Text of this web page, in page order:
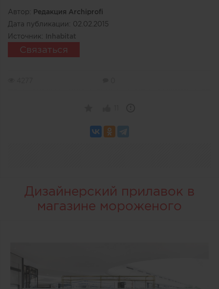
Автор: Редакция Archiprofi
Дата публикации: 02.02.2015
Источник: Inhabitat
Связаться
Дизайнерский прилавок в
магазине мороженого